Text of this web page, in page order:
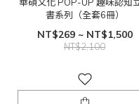
書系列（全套6冊）
NT$269 ~ NT$1,500
NT$2,100